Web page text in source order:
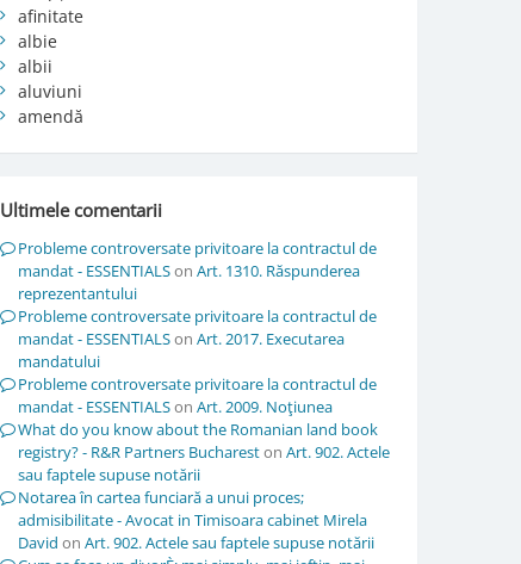
afinitate
albie
albii
aluviuni
amendă
Ultimele comentarii
Probleme controversate privitoare la contractul de
mandat - ESSENTIALSon Art. 1310. Răspunderea
reprezentantului
Probleme controversate privitoare la contractul de
mandat - ESSENTIALSon Art. 2017. Executarea
mandatului
Probleme controversate privitoare la contractul de
mandat - ESSENTIALSon Art. 2009. Noţiunea
What do you know about the Romanian land book
registry? - R&R Partners Buchareston Art. 902. Actele
sau faptele supuse notării
Notarea în cartea funciară a unui proces;
admisibilitate - Avocat in Timisoara cabinet Mirela
David on Art. 902. Actele sau faptele supuse notării